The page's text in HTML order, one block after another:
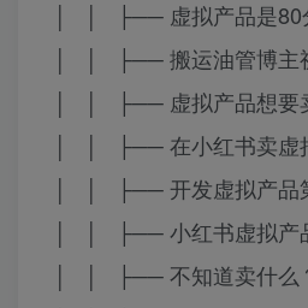
│ │ ├── 虚拟产品是80
│ │ ├── 搬运油管博主视
│ │ ├── 虚拟产品想要
│ │ ├── 在小红书卖虚
│ │ ├── 开发虚拟产品
│ │ ├── 小红书虚拟产
│ │ ├── 不知道卖什么